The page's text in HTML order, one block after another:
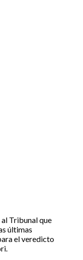
Tribunal que
últimas
el veredicto